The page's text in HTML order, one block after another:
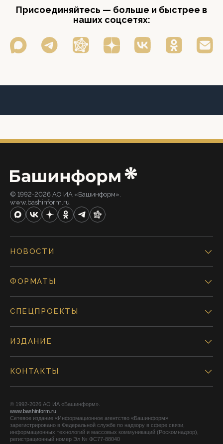
Присоединяйтесь — больше и быстрее в
наших соцсетях:
© 1992-2026 АО ИА «Башинформ».
www.bashinform.ru
НОВОСТИ
ФОРМАТЫ
СПЕЦПРОЕКТЫ
ИЗДАНИЕ
КОНТАКТЫ
© 1992-2026 АО ИА «Башинформ».
www.bashinform.ru
Сетевое издание «Информационное агентство «Башинформ»
зарегистрировано в Федеральной службе по надзору в сфере связи,
информационных технологий и массовых коммуникаций (Роскомнадзор),
регистрационный номер Эл № ФС77-88040